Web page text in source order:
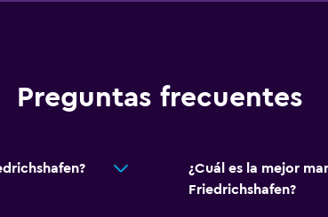
Preguntas frecuentes
¿Cuál es la mejor
Friedrichshafen?